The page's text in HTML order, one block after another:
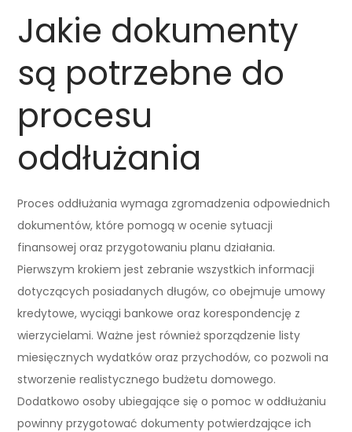
Jakie dokumenty
są potrzebne do
procesu
oddłużania
Proces oddłużania wymaga zgromadzenia odpowiednich
dokumentów, które pomogą w ocenie sytuacji
finansowej oraz przygotowaniu planu działania.
Pierwszym krokiem jest zebranie wszystkich informacji
dotyczących posiadanych długów, co obejmuje umowy
kredytowe, wyciągi bankowe oraz korespondencję z
wierzycielami. Ważne jest również sporządzenie listy
miesięcznych wydatków oraz przychodów, co pozwoli na
stworzenie realistycznego budżetu domowego.
Dodatkowo osoby ubiegające się o pomoc w oddłużaniu
powinny przygotować dokumenty potwierdzające ich